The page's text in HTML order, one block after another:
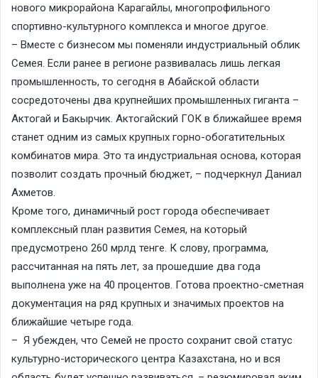
нового микрорайона Карагайлы, многопрофильного
спортивно-культурного комплекса и многое другое.
– Вместе с бизнесом мы поменяли индустриальный облик
Семея. Если ранее в регионе развивалась лишь легкая
промышленность, то сегодня в Абайской области
сосредоточены два крупнейших промышленных гиганта –
Актогай и Бакырчик. Актогайский ГОК в ближайшее время
станет одним из самых крупных горно-обогатительных
комбинатов мира. Это та индустриальная основа, которая
позволит создать прочный бюджет, – подчеркнул Даниал
Ахметов.
Кроме того, динамичный рост города обеспечивает
комплексный план развития Семея, на который
предусмотрено 260 мрлд тенге. К слову, программа,
рассчитанная на пять лет, за прошедшие два года
выполнена уже на 40 процентов. Готова проектно-сметная
документация на ряд крупных и значимых проектов на
ближайшие четыре года.
– Я убежден, что Семей не просто сохранит свой статус
культурно-исторического центра Казахстана, но и вся